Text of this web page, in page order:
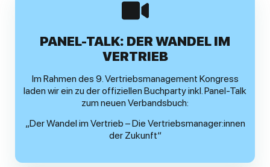
PANEL-TALK: DER WANDEL IM
VERTRIEB
Im Rahmen des 9. Vertriebsmanagement Kongress
laden wir ein zu der offiziellen Buchparty inkl. Panel-Talk
zum neuen Verbandsbuch:
„Der Wandel im Vertrieb – Die Vertriebsmanager:innen
der Zukunft“